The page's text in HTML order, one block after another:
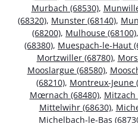
Murbach (68530),
(68320), Munster (68140),
(68200), Mulhouse (68100),
(68380), Muespach-le-Haut
Mortzwiller (68780),
Mooslargue (68580),
(68210), Montreux-Jeune
Mœrnach (68480), Mitzach
Mittelwihr (68630),
Michelbach-le-Bas